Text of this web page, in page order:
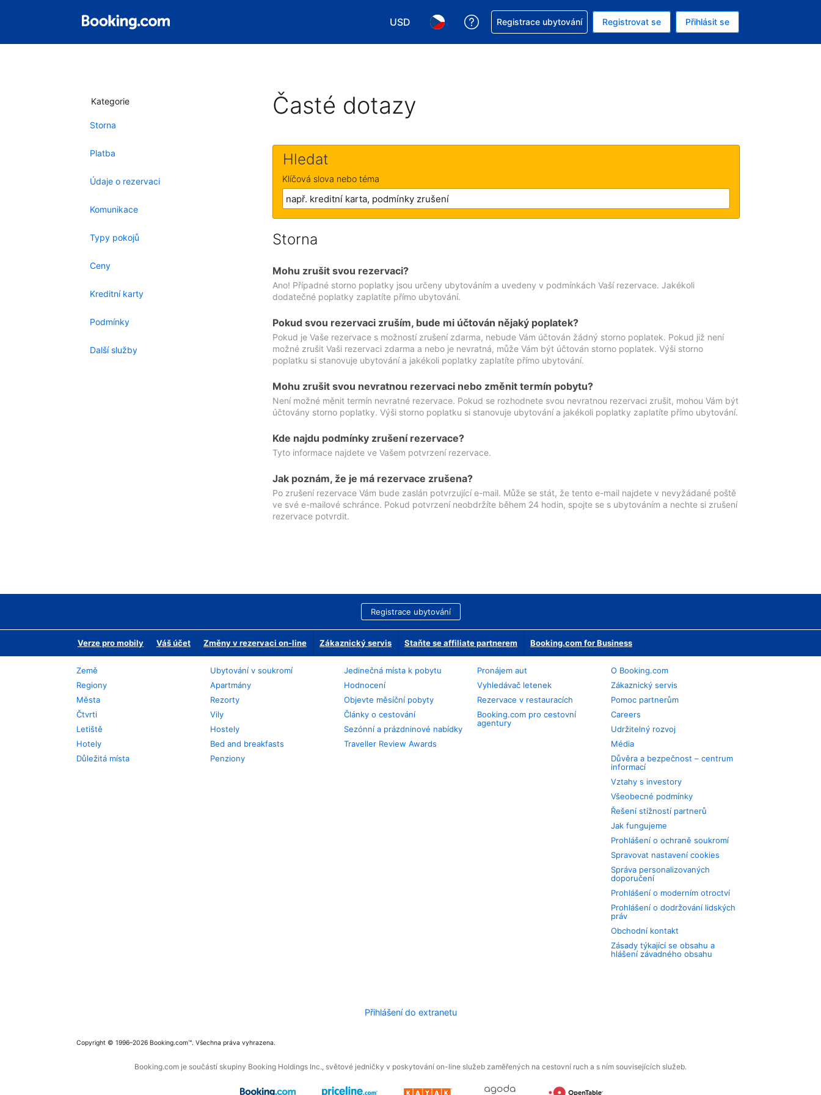
USD
Vyberte si měnu. Aktuálně zvolená měna: Americký dolar
Vyberte si jazyk. Aktuálně zvolený jazyk: V češtině
Asistence s rezervací
Registrace ubytování Registrovat se Přihlásit se
Kategorie
Storna
Platba
Údaje o rezervaci
Komunikace
Typy pokojů
Ceny
Kreditní karty
Podmínky
Další služby
Časté dotazy
Hledat
Klíčová slova nebo téma
Storna
Mohu zrušit svou rezervaci?
Ano! Případné storno poplatky jsou určeny ubytováním a uvedeny v podmínkách Vaší rezervace. Jakékoli
dodatečné poplatky zaplatíte přímo ubytování.
Pokud svou rezervaci zruším, bude mi účtován nějaký poplatek?
Pokud je Vaše rezervace s možností zrušení zdarma, nebude Vám účtován žádný storno poplatek. Pokud již není
možné zrušit Vaši rezervaci zdarma a nebo je nevratná, může Vám být účtován storno poplatek. Výši storno
poplatku si stanovuje ubytování a jakékoli poplatky zaplatíte přímo ubytování.
Mohu zrušit svou nevratnou rezervaci nebo změnit termín pobytu?
Není možné měnit termín nevratné rezervace. Pokud se rozhodnete svou nevratnou rezervaci zrušit, mohou Vám být
účtovány storno poplatky. Výši storno poplatku si stanovuje ubytování a jakékoli poplatky zaplatíte přímo ubytování.
Kde najdu podmínky zrušení rezervace?
Tyto informace najdete ve Vašem potvrzení rezervace.
Jak poznám, že je má rezervace zrušena?
Po zrušení rezervace Vám bude zaslán potvrzující e-mail. Může se stát, že tento e-mail najdete v nevyžádané poště
ve své e-mailové schránce. Pokud potvrzení neobdržíte během 24 hodin, spojte se s ubytováním a nechte si zrušení
rezervace potvrdit.
Registrace ubytování
Verze pro mobily Váš účet Změny v rezervaci on-line Zákaznický servis Staňte se affiliate partnerem Booking.com for Business
Země
Regiony
Města
Čtvrti
Letiště
Hotely
Důležitá místa
Ubytování v soukromí
Apartmány
Rezorty
Vily
Hostely
Bed and breakfasts
Penziony
Jedinečná místa k pobytu
Hodnocení
Objevte měsíční pobyty
Články o cestování
Sezónní a prázdninové nabídky
Traveller Review Awards
Pronájem aut
Vyhledávač letenek
Rezervace v restauracích
Booking.com pro cestovní
agentury
O Booking.com
Zákaznický servis
Pomoc partnerům
Careers
Udržitelný rozvoj
Média
Důvěra a bezpečnost – centrum
informací
Vztahy s investory
Všeobecné podmínky
Řešení stížností partnerů
Jak fungujeme
Prohlášení o ochraně soukromí
Spravovat nastavení cookies
Správa personalizovaných
doporučení
Prohlášení o moderním otroctví
Prohlášení o dodržování lidských
práv
Obchodní kontakt
Zásady týkající se obsahu a
hlášení závadného obsahu
Přihlášení do extranetu
Copyright © 1996–2026 Booking.com™. Všechna práva vyhrazena.
Booking.com je součástí skupiny Booking Holdings Inc., světové jedničky v poskytování on-line služeb zaměřených na cestovní ruch a s ním souvisejících služeb.